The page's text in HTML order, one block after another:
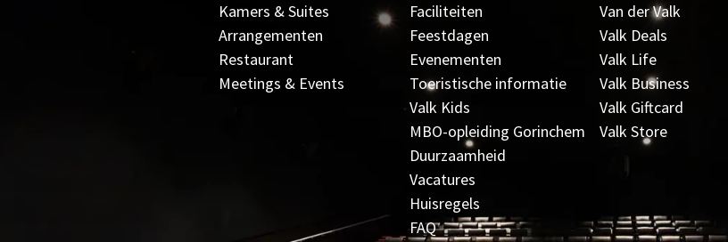
Kamers & Suites
Arrangementen
Restaurant
Meetings & Events
Faciliteiten
Feestdagen
Evenementen
Toeristische informatie
Valk Kids
MBO-opleiding Gorinchem
Duurzaamheid
Vacatures
Huisregels
FAQ
Van der Valk
Valk Deals
Valk Life
Valk Business
Valk Giftcard
Valk Store